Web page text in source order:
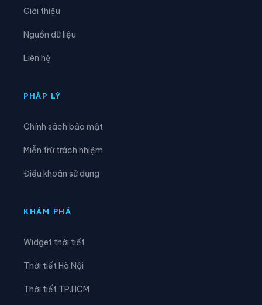
Xã Lộc Hà
Xã Sơn Tiến
Giới thiệu
Nguồn dữ liệu
Liên hệ
PHÁP LÝ
Chính sách bảo mật
Miễn trừ trách nhiệm
Điều khoản sử dụng
KHÁM PHÁ
Widget thời tiết
Thời tiết Hà Nội
Thời tiết TP.HCM